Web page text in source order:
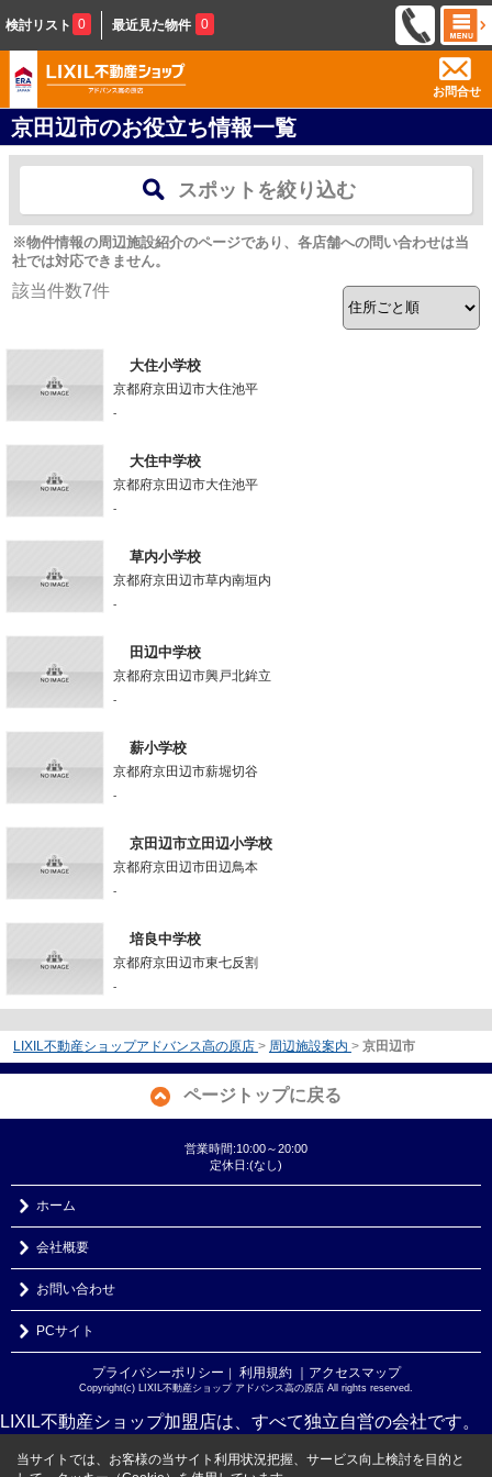
検討リスト 0 最近見た物件 0
お問合せ
京田辺市のお役立ち情報一覧
スポットを絞り込む
※物件情報の周辺施設紹介のページであり、各店舗への問い合わせは当
社では対応できません。
該当件数7件
大住小学校
京都府京田辺市大住池平
-
大住中学校
京都府京田辺市大住池平
-
草内小学校
京都府京田辺市草内南垣内
-
田辺中学校
京都府京田辺市興戸北鉾立
-
薪小学校
京都府京田辺市薪堀切谷
-
京田辺市立田辺小学校
京都府京田辺市田辺鳥本
-
培良中学校
京都府京田辺市東七反割
-
LIXIL不動産ショップアドバンス高の原店 > 周辺施設案内 > 京田辺市
ページトップに戻る
営業時間:10:00～20:00
定休日:(なし)
ホーム
会社概要
お問い合わせ
PCサイト
プライバシーポリシー ｜ 利用規約 ｜アクセスマップ
Copyright(c) LIXIL不動産ショップ アドバンス高の原店 All rights reserved.
LIXIL不動産ショップ加盟店は、すべて独立自営の会社です。
当サイトでは、お客様の当サイト利用状況把握、サービス向上検討を目的と